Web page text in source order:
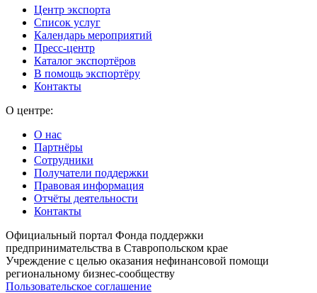
Центр экспорта
Список услуг
Календарь мероприятий
Пресс-центр
Каталог экспортёров
В помощь экспортёру
Контакты
О центре:
О нас
Партнёры
Сотрудники
Получатели поддержки
Правовая информация
Отчёты деятельности
Контакты
Официальный портал Фонда поддержки
предпринимательства в Ставропольском крае
Учреждение с целью оказания нефинансовой помощи
региональному бизнес-сообществу
Пользовательское соглашение